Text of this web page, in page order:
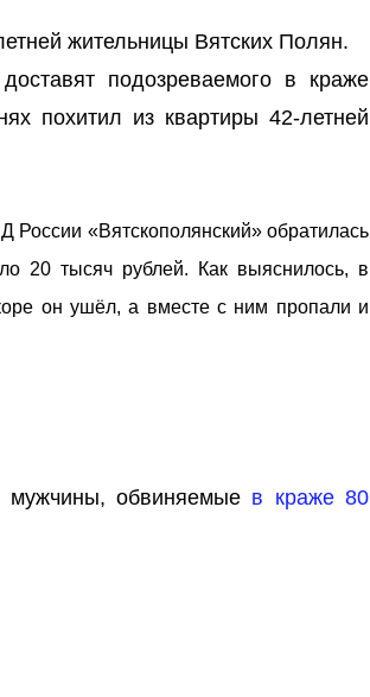
жительницы Вятских Полян.
подозреваемого в краже
похитил из квартиры 42-летней
«Вятскополянский» обратилась
20 тысяч рублей. Как выяснилось, в
он ушёл, а вместе с ним пропали и
мужчины, обвиняемые в краже 80